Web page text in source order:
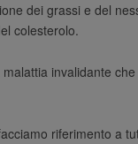
dei grassi e del
colesterolo.
invalidante
riferimento a